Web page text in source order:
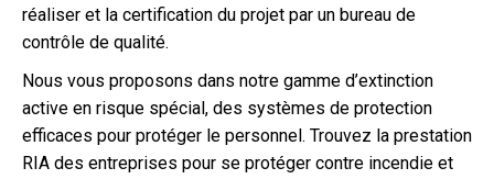
réaliser et la certification du projet par un bureau de
contrôle de qualité.
Nous vous proposons dans notre gamme d’extinction
active en risque spécial, des systèmes de protection
efficaces pour protéger le personnel. Trouvez la prestation
RIA des entreprises pour se protéger contre incendie et